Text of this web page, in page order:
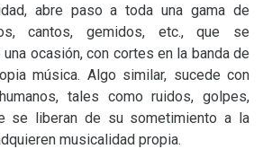
abre paso a toda una gama de
cantos, gemidos, etc., que se
una ocasión, con cortes en la banda de
música. Algo similar, sucede con
tales como ruidos, golpes,
se liberan de su sometimiento a la
musicalidad propia.